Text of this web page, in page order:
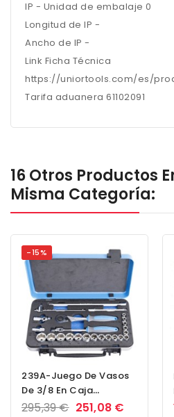
IP - Unidad de embalaje 0
Longitud de IP -
Ancho de IP -
Link Ficha Técnica
https://uniortools.com/es/
Tarifa aduanera 61102091
16 Otros Productos
Misma Categoría:
-15%
239A-Juego De Vasos
De 3/8 En Caja
Metálica-6 - 22/24
295,39 € 251,08 €